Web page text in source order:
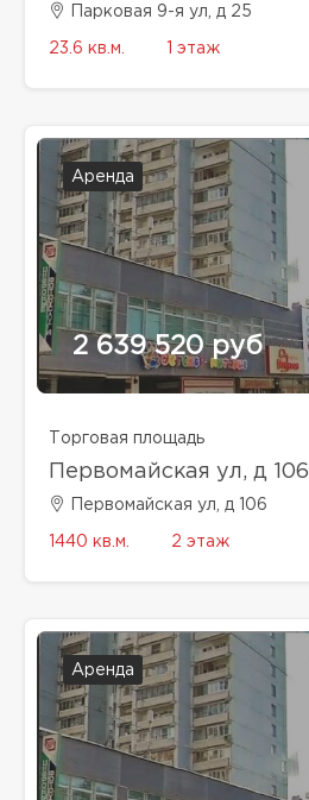
Парковая 9-я ул, д 25
23.6 кв.м. 1 этаж
Аренда
2 639 520 руб
Торговая площадь
Первомайская ул, д 106
Первомайская ул, д 106
1440 кв.м. 2 этаж
Аренда